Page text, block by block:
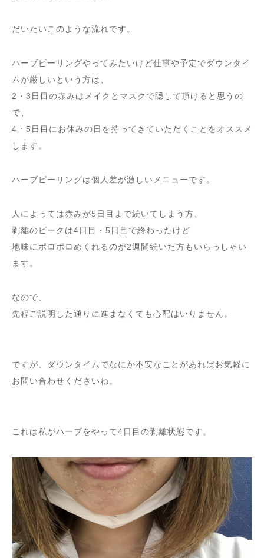
だいたいこのような流れです。
ハーブピーリングやってみたいけど仕事や予定でダウンタイ
ムが厳しいという方は、
2・3日目の赤みはメイクとマスクで隠して頂けると思うの
で、
4・5日目にお休みの日を持ってきていただくことをオススメ
します。
ハーブピーリングは個人差が激しいメニューです。
人によっては赤みが5日目まで続いてしまう方、
剥離のピークは4日目・5日目で終わったけど
地味にポロポロめくれるのが2週間続いた方もいらっしゃい
ます。
なので、
先程ご説明した通りに進まなくても心配はいりません。
ですが、ダウンタイムでなにか不安なことがあればお気軽に
お問い合わせくださいね。
これは私がハーブをやって4日目の剥離状態です。